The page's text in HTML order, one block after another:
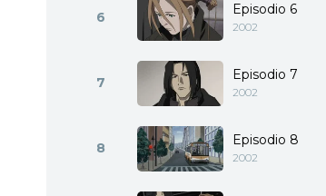
6 Episodio 6
2002
7 Episodio 7
2002
8 Episodio 8
2002